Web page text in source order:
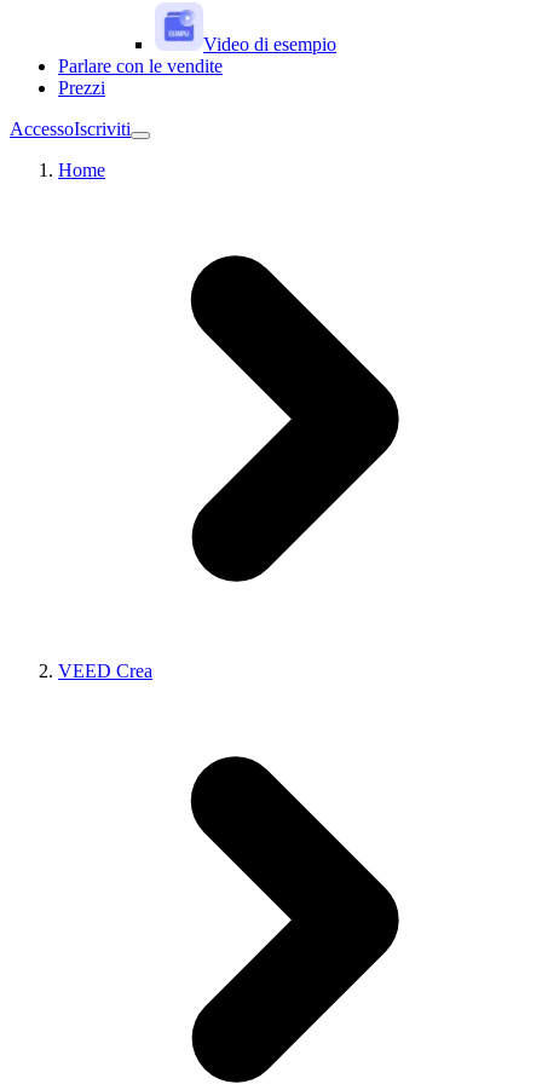
Video di esempio
Parlare con le vendite
Prezzi
AccessoIscriviti
Home
VEED Crea